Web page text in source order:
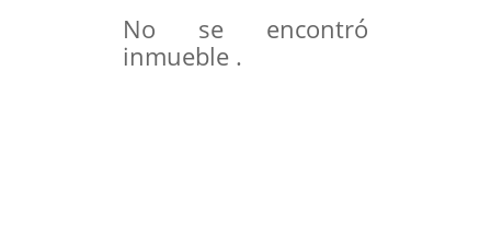
No se encontró
inmueble .